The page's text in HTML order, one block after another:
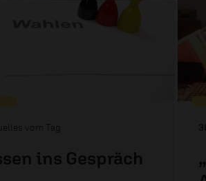
vom Tag
ins Gespräch